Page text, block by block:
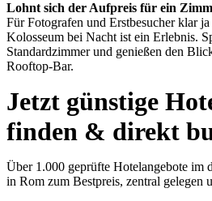
Lohnt sich der Aufpreis für ein
Für Fotografen und Erstbesucher klar ja
Kolosseum bei Nacht ist ein Erlebnis.
Standardzimmer und genießen den
Rooftop-Bar.
Jetzt günstige
finden & direkt
Über 1.000 geprüfte Hotelangebote im
in Rom zum Bestpreis, zentral gelegen